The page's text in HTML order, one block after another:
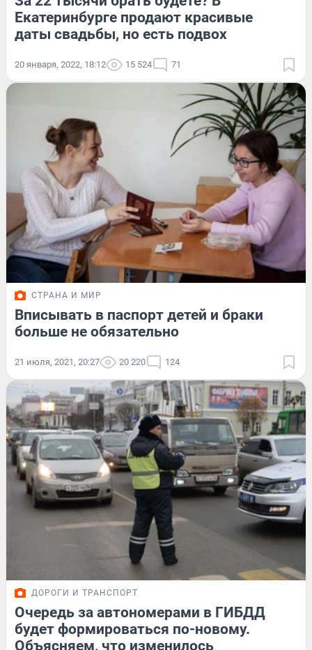
Екатеринбурге продают красивые
даты свадьбы, но есть подвох
20 января, 2022, 18:12 15 524 71
СТРАНА И МИР
Вписывать в паспорт детей и браки
больше не обязательно
21 июля, 2021, 20:27 20 220 124
ДОРОГИ И ТРАНСПОРТ
Очередь за автономерами в ГИБДД
будет формироваться по-новому.
Объясняем, что изменилось